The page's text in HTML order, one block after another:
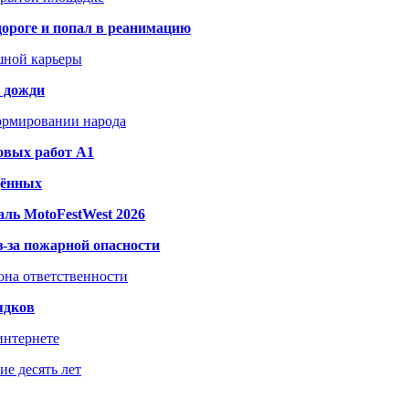
и попал в реанимацию
карьеры
дожди
народа
работ A1
MotoFestWest 2026
за пожарной опасности
ответственности
десять лет